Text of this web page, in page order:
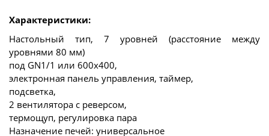
Характеристики:
Настольный тип, 7 уровней (расстояние между
уровнями 80 мм)
под GN1/1 или 600х400,
электронная панель управления, таймер,
подсветка,
2 вентилятора с реверсом,
термощуп, регулировка пара
Назначение печей: универсальное